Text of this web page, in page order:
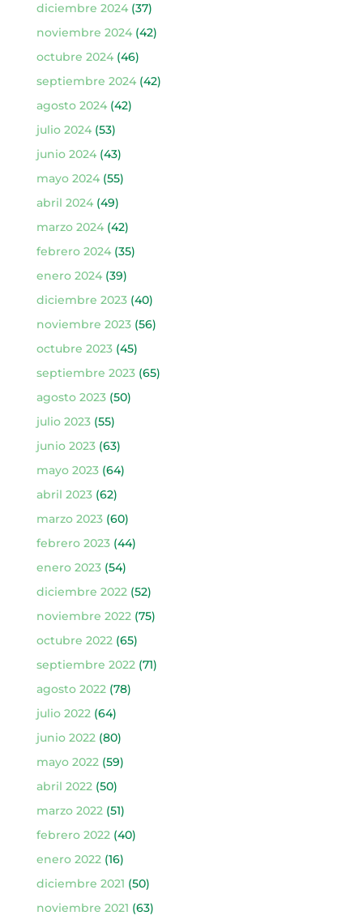
diciembre 2024(37)
noviembre 2024(42)
octubre 2024(46)
septiembre 2024(42)
agosto 2024(42)
julio 2024(53)
junio 2024(43)
mayo 2024(55)
abril 2024(49)
marzo 2024(42)
febrero 2024(35)
enero 2024(39)
diciembre 2023(40)
noviembre 2023(56)
octubre 2023(45)
septiembre 2023(65)
agosto 2023(50)
julio 2023(55)
junio 2023(63)
mayo 2023(64)
abril 2023(62)
marzo 2023(60)
febrero 2023(44)
enero 2023(54)
diciembre 2022(52)
noviembre 2022(75)
octubre 2022(65)
septiembre 2022(71)
agosto 2022(78)
julio 2022(64)
junio 2022(80)
mayo 2022(59)
abril 2022(50)
marzo 2022(51)
febrero 2022(40)
enero 2022(16)
diciembre 2021 (50)
noviembre 2021 (63)